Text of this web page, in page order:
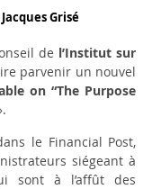
Grisé
de l’Institut sur
parvenir un nouvel
on “The Purpose
le Financial Post,
siégeant à
sont à l’affût des